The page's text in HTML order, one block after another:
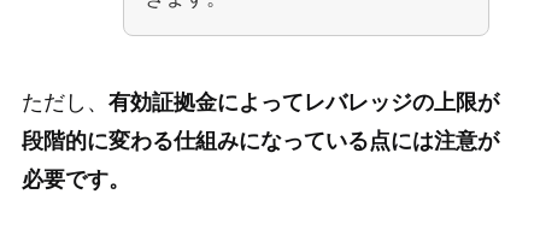
ただし、 有効証拠金によってレバレッジの上限が
段階的に変わる仕組みになっている点には注意が
必要です。